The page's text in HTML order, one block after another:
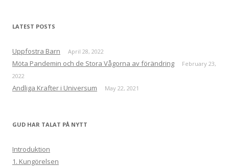
LATEST POSTS
Uppfostra Barn April 28, 2022
Möta Pandemin och de Stora Vågorna av förändring
February 23,
2022
Andliga Krafter i Universum May 22, 2021
GUD HAR TALAT PÅ NYTT
Introduktion
1. Kungörelsen